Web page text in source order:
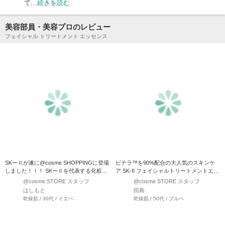
て…続きを読む
美容部員・美容プロのレビュー
フェイシャル トリートメント エッセンス
SKーⅡが遂に@cosme SHOPPINGに登場
しました！！！ SKーⅡを代表する化粧水
@cosme STORE スタッフ
はしもと
乾燥肌 / 30代 / イエベ
ピテラ™を90%配合の大人気のスキンケ
ア SK-II フェイシャルトリートメントエッ
センス …
@cosme STORE スタッフ
田島
乾燥肌 / 50代 / ブルベ